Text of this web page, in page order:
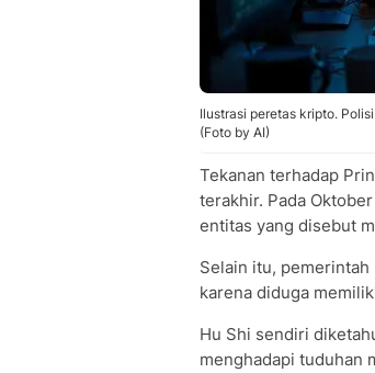
Ilustrasi peretas kripto.
(Foto by AI)
Tekanan terhadap
terakhir. Pada
entitas yang disebut
Selain itu,
karena diduga
Hu Shi sendiri
menghadapi tuduhan